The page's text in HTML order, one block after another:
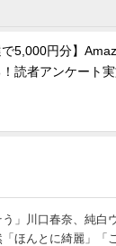
で5,000円分】
読者アンケート
う」川口春奈、純白
ほんとに綺麗」「